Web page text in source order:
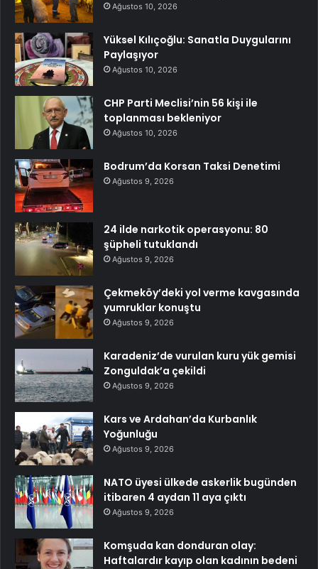
Ağustos 10, 2026
Yüksel Kılıçoğlu: Sanatla Duygularını
Paylaşıyor
Ağustos 10, 2026
CHP Parti Meclisi’nin 56 kişi ile
toplanması bekleniyor
Ağustos 10, 2026
Bodrum’da Korsan Taksi Denetimi
Ağustos 9, 2026
24 ilde narkotik operasyonu: 80
şüpheli tutuklandı
Ağustos 9, 2026
Çekmeköy’deki yol verme kavgasında
yumruklar konuştu
Ağustos 9, 2026
Karadeniz’de vurulan kuru yük gemisi
Zonguldak’a çekildi
Ağustos 9, 2026
Kars ve Ardahan’da Kurbanlık
Yoğunluğu
Ağustos 9, 2026
NATO üyesi ülkede askerlik bugünden
itibaren 4 aydan 11 aya çıktı
Ağustos 9, 2026
Komşuda kan donduran olay:
Haftalardır kayıp olan kadının bedeni